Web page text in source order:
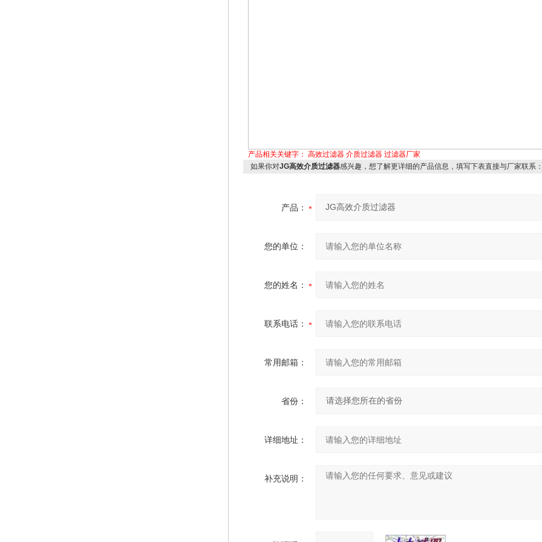
产品相关关键字： 高效过滤器 介质过滤器 过滤器厂家
如果你对JG高效介质过滤器感兴趣，想了解更详细的产品信息，填写下表直接与厂家联系
产品：
您的单位：
您的姓名：
联系电话：
常用邮箱：
省份：
详细地址：
补充说明：